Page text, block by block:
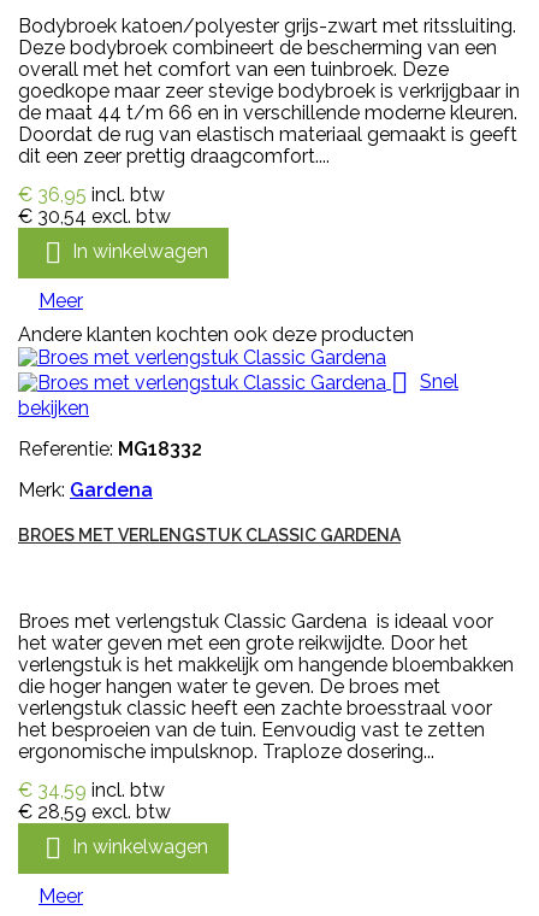
Bodybroek katoen/polyester grijs-zwart met ritssluiting.
Deze bodybroek combineert de bescherming van een
overall met het comfort van een tuinbroek. Deze
goedkope maar zeer stevige bodybroek is verkrijgbaar in
de maat 44 t/m 66 en in verschillende moderne kleuren.
Doordat de rug van elastisch materiaal gemaakt is geeft
dit een zeer prettig draagcomfort....
€ 36,95 incl. btw
€ 30,54 excl. btw
 In winkelwagen
Meer
Andere klanten kochten ook deze producten
 Snel
bekijken
Referentie: MG18332
Merk: Gardena
BROES MET VERLENGSTUK CLASSIC GARDENA
Broes met verlengstuk Classic Gardena is ideaal voor
het water geven met een grote reikwijdte. Door het
verlengstuk is het makkelijk om hangende bloembakken
die hoger hangen water te geven. De broes met
verlengstuk classic heeft een zachte broesstraal voor
het besproeien van de tuin. Eenvoudig vast te zetten
ergonomische impulsknop. Traploze dosering...
€ 34,59 incl. btw
€ 28,59 excl. btw
 In winkelwagen
Meer